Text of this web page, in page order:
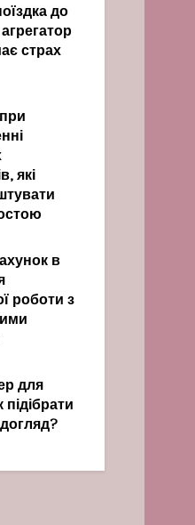
до
страх
які
в
роботи з
для